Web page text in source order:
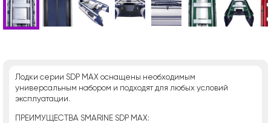
Лодки серии SDP MAX оснащены необходимым
универсальным набором и подходят для любых условий
эксплуатации.
ПРЕИМУЩЕСТВА SMARINE SDP MAX: